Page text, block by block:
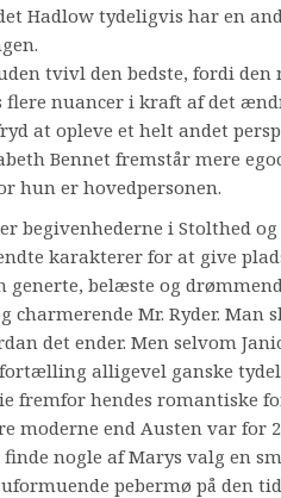
Hadlow tydeligvis har en
tvivl den bedste, fordi den
nuancer i kraft af det
at opleve et helt andet
Bennet fremstår mere
hun er hovedpersonen.
begivenhederne i Stolthed
karakterer for at give
belæste og
charmerende Mr. Ryder. Man
det ender. Men selvom
alligevel ganske
fremfor hendes romantiske
moderne end Austen var for
nogle af Marys valg en
pebermø på den